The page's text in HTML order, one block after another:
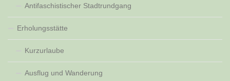
Antifaschistischer Stadtrundgang
Erholungsstätte
Kurzurlaube
Ausflug und Wanderung